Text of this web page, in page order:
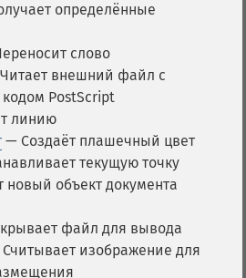
определённые
слово
внешний файл с
PostScript
линию
— Создаёт плашечный цвет
текущую точку
новый объект документа
файл для вывода
изображение для